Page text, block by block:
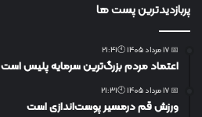
پربازدیدترین پست ها
📅 17 مرداد 1405 🕙21:41
اعتماد مردم بزرگ‌ترین سرمایه پلیس است
📅 17 مرداد 1405 🕙21:31
ورزش قم درمسیر پوست‌اندازی است